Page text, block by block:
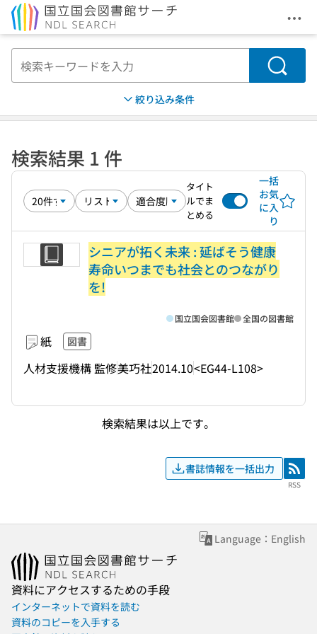
メ
検索
絞り込み条件
検索結果 1 件
タイト
ルでま
とめる
一括
お気
に入
り
シニアが拓く未来 : 延ばそう健康
寿命いつまでも社会とのつながり
を!
紙 図書
人材支援機構 監修美巧社2014.10<EG44-L108>
国立国会図書館 全国の図書館
検索結果は以上です。
書誌情報を一括出力 RSS
RSS
Language：English
資料にアクセスするための手段
インターネットで資料を読む
資料のコピーを入手する